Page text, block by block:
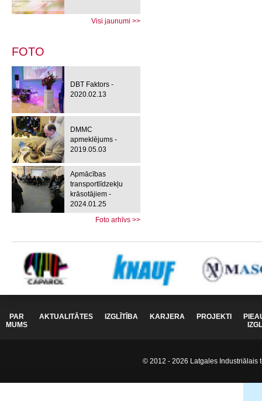
Visi jaunumi >>
FOTO
DBT Faktors -
2020.02.13
DMMC
apmeklējums -
2019.05.03
Apmācības
transportlīdzekļu
krāsotājiem -
2024.01.25
Foto arhīvs >>
PAR
MUMS
AKTUALITĀTES IZGLĪTĪBA KARJERA PROJEKTI
© 2012 - 2026 Latgales Industriālais